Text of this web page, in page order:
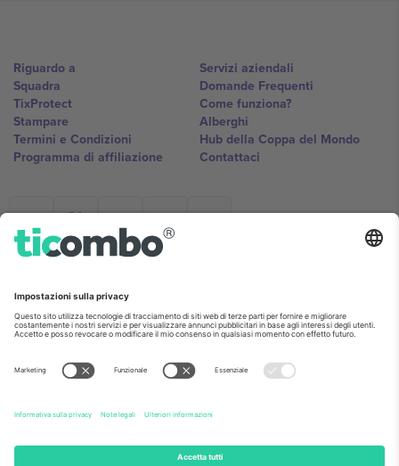
Riguardo a
Squadra
TixProtect
Stampare
Termini e Condizioni
Programma di affiliazione
Servizi aziendali
Domande Frequenti
Come funziona?
Alberghi
Hub della Coppa del Mondo
Contattaci
Ticombo Italia
Mimi Balkanska 132, 1540, Sofia,
base alla località, all'evento e/o al dominio. Per i dettagli controlla la
pagina specifica dell'evento, l'impronta e i termini.,